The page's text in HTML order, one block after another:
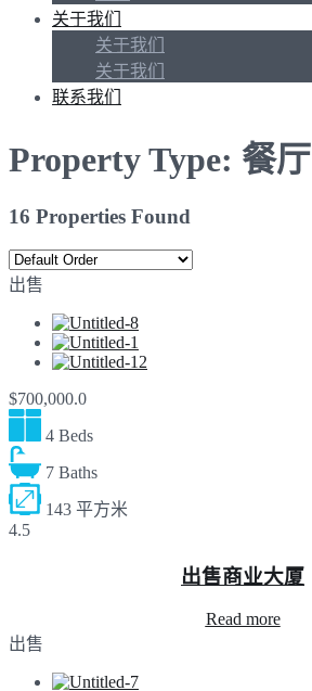
关于我们
关于我们
关于我们
联系我们
Property Type: 餐厅
16 Properties Found
出售
$700,000.0
4 Beds
7 Baths
143 平方米
4.5
出售商业大厦
Read more
出售